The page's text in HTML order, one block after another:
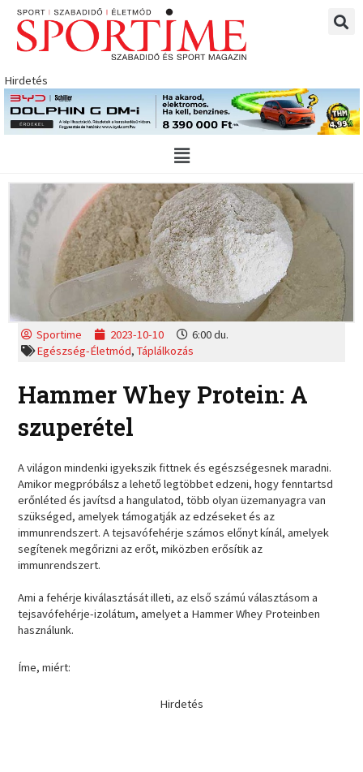
Skip
content
Hirdetés
Main
Menu
Sportime 2023-10-10
6:00 du.
Egészség-Életmód,Táplálkozás
Hammer Whey Protein: A
szuperétel
A világon mindenki igyekszik fittnek és egészségesnek maradni.
Amikor megpróbálsz a lehető legtöbbet edzeni, hogy fenntartsd
erőnléted és javítsd a hangulatod, több olyan üzemanyagra van
szükséged, amelyek támogatják az edzéseket és az
immunrendszert. A tejsavófehérje számos előnyt kínál, amelyek
segítenek megőrizni az erőt, miközben erősítik az
immunrendszert.
Ami a fehérje kiválasztását illeti, az első számú választásom a
tejsavófehérje-izolátum, amelyet a Hammer Whey Proteinben
használunk.
Íme, miért:
Hirdetés